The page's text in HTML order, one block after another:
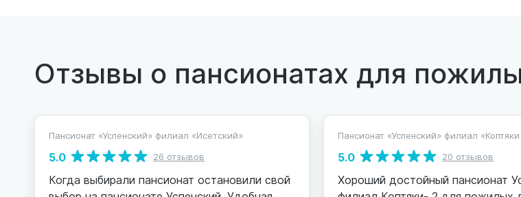
Отзывы о пансионатах для
Пансионат «Успенский» филиал «Исетский»
5.0 26 отзывов
Когда выбирали пансионат остановили свой
Пансионат «Успенский» филиал
5.0 20 отзывов
Хороший достойный пансионат Успенский,